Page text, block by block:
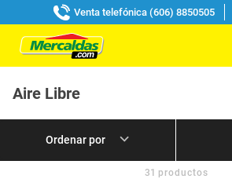
Venta telefónica (606) 8850505
Aire Libre
31 productos